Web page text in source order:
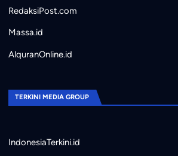
RedaksiPost.com
Massa.id
AlquranOnline.id
TERKINI MEDIA GROUP
IndonesiaTerkini.id